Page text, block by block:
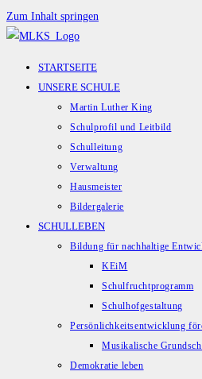
Zum Inhalt springen
STARTSEITE
UNSERE SCHULE
Martin Luther King
Schulprofil und Leitbild
Schulleitung
Verwaltung
Hausmeister
Bildergalerie
SCHULLEBEN
Bildung für nachhaltige
KEiM
Schulfruchtprogramm
Schulhofgestaltung
Persönlichkeitsentwicklung
Musikalische
Demokratie leben